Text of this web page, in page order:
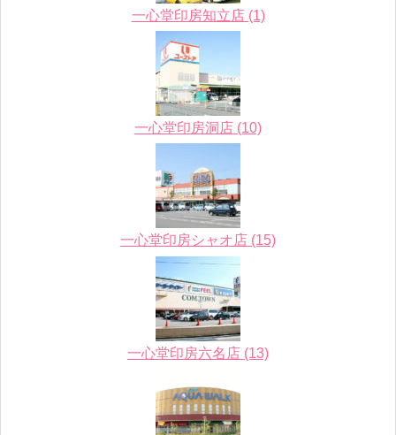
一心堂印房知立店 (1)
一心堂印房洞店 (10)
一心堂印房シャオ店 (15)
一心堂印房六名店 (13)